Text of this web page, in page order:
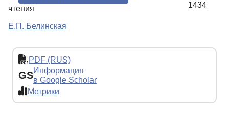
чтения
1434
Е.П. Белинская
PDF (RUS)
GSИнформация
в Google Scholar
Метрики